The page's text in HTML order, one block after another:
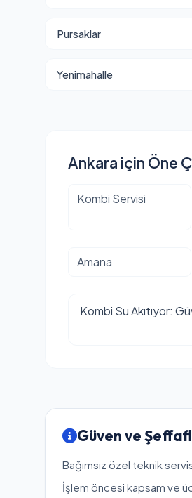
Pursaklar
Yenimahalle
Ankara için Öne
Kombi Servisi
Amana
Kombi Su Akıtıyor:
Güven ve
Bağımsız özel teknik
İşlem öncesi kapsam ve